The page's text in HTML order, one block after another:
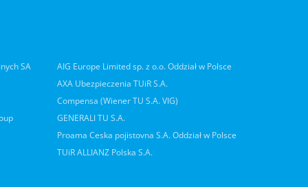
SA
AIG Europe Limited sp. z o.o. Oddział w Polsce
AXA Ubezpieczenia TUiR S.A.
Compensa (Wiener TU S.A. VIG)
GENERALI TU S.A.
Proama Ceska pojistovna S.A. Oddział w Polsce
TUiR ALLIANZ Polska S.A.